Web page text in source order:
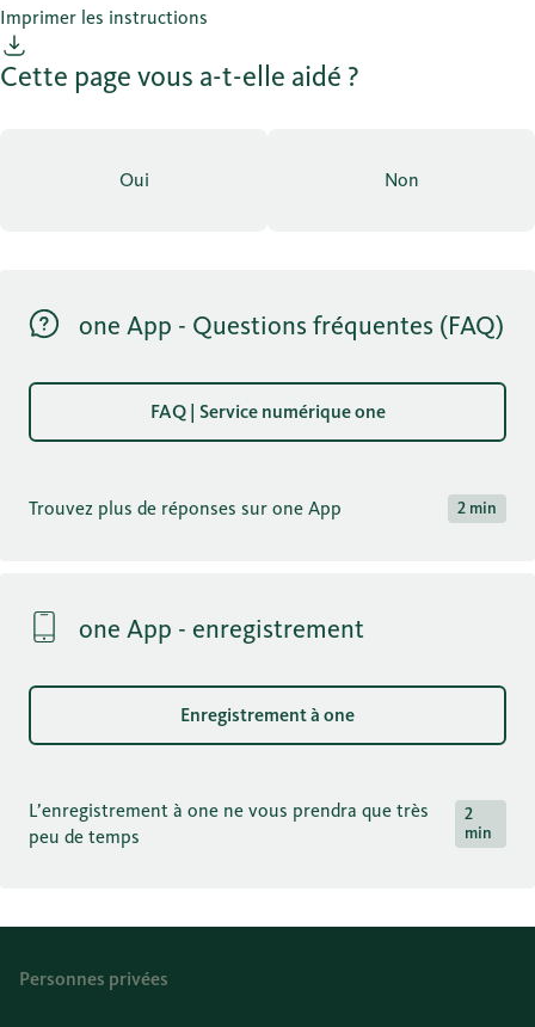
Imprimer les instructions
Cette page vous a-t-elle aidé ?
Oui Non
one App - Questions fréquentes (FAQ)
FAQ | Service numérique one
Trouvez plus de réponses sur one App 2 min
one App - enregistrement
Enregistrement à one
L’enregistrement à one ne vous prendra que très
peu de temps
2
min
Personnes privées